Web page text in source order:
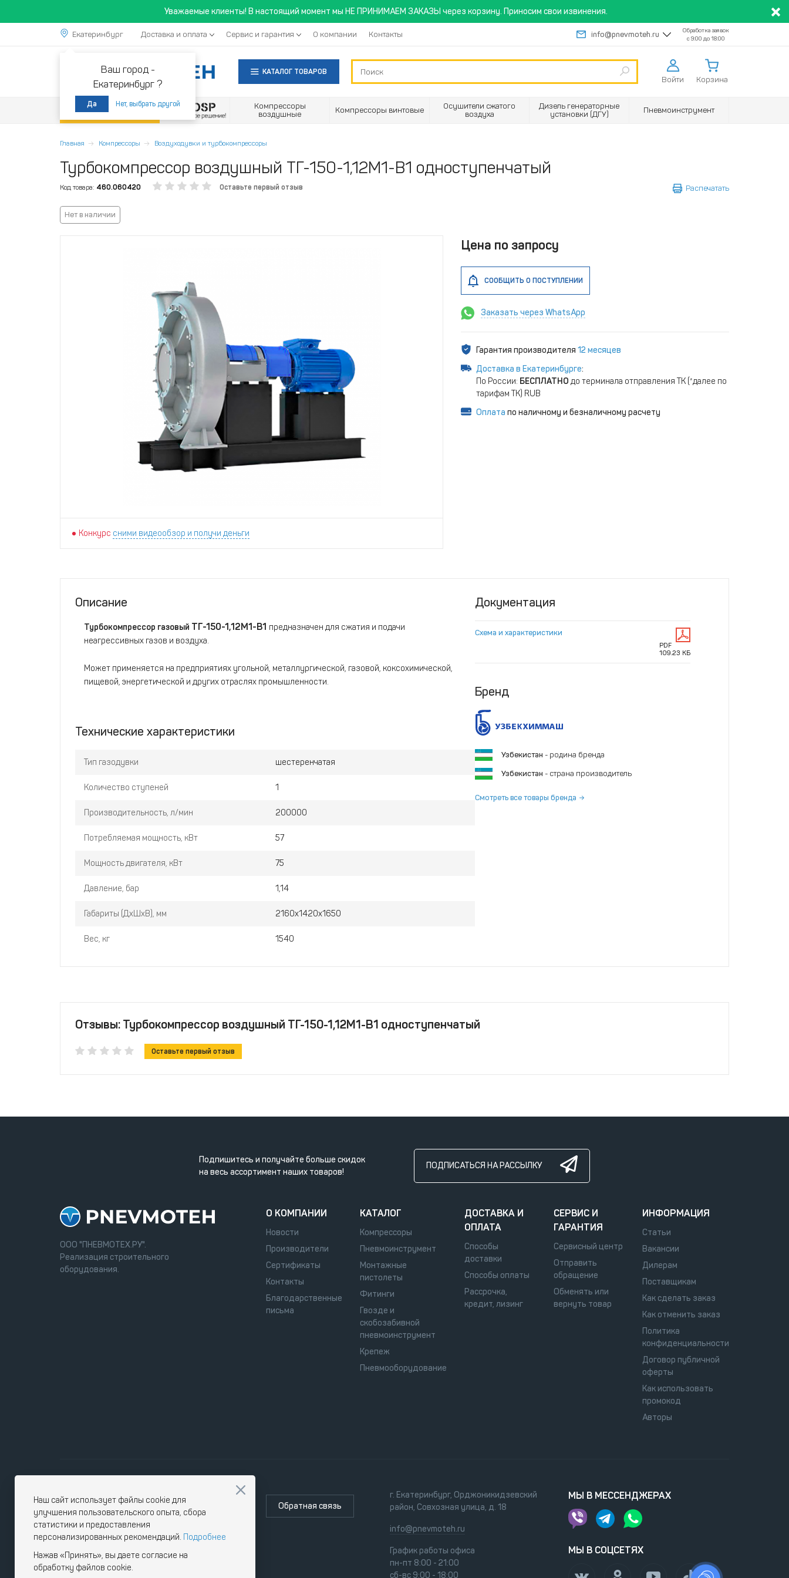
Уважаемые клиенты! В настоящий момент мы НЕ ПРИНИМАЕМ ЗАКАЗЫ через корзину. Приносим свои извинения.
Екатеринбург
Ваш город -
Екатеринбург ?
Да Нет, выбрать другой
Доставка и оплата Сервис и гарантия О компании Контакты info@pnevmoteh.ru
Обработка заявок
с 9:00 до 18:00
КАТАЛОГ ТОВАРОВ
Войти Корзина
Акции
Компрессоры
воздушные
Компрессоры винтовые
Осушители сжатого
воздуха
Дизель генераторные
установки (ДГУ)
Пневмоинструмент
Главная Компрессоры Воздуходувки и турбокомпрессоры
Турбокомпрессор воздушный ТГ-150-1,12М1-В1 одноступенчатый
Код товара: 460.060420 Оставьте первый отзыв Распечатать
Нет в наличии
Конкурс сними видеообзор и получи деньги
Цена по запросу
СООБЩИТЬ О ПОСТУПЛЕНИИ
Заказать через WhatsApp
Гарантия производителя 12 месяцев
Доставка в Екатеринбурге:
По России: БЕСПЛАТНО до терминала отправления ТК (*далее по
тарифам ТК) RUB
Оплата по наличному и безналичному расчету
Описание
Турбокомпрессор газовый ТГ-150-1,12М1-В1 предназначен для сжатия и подачи
неагрессивных газов и воздуха.
Может применяется на предприятиях угольной, металлургической, газовой, коксохимической,
пищевой, энергетической и других отраслях промышленности.
Технические характеристики
Тип газодувки шестеренчатая
Количество ступеней 1
Производительность, л/мин 200000
Потребляемая мощность, кВт 57
Мощность двигателя, кВт 75
Давление, бар 1,14
Габариты (ДхШхВ), мм 2160х1420х1650
Вес, кг 1540
Документация
Схема и характеристики
PDF
109.23 КБ
Бренд
Узбекистан - родина бренда
Узбекистан - страна производитель
Смотреть все товары бренда
Отзывы: Турбокомпрессор воздушный ТГ-150-1,12М1-В1 одноступенчатый
Оставьте первый отзыв
Подпишитесь и получайте больше скидок
на весь ассортимент наших товаров!
ПОДПИСАТЬСЯ НА РАССЫЛКУ
ООО "ПНЕВМОТЕХ.РУ".
Реализация строительного
оборудования.
О КОМПАНИИ
Новости
Производители
Сертификаты
Контакты
Благодарственные
письма
КАТАЛОГ
Компрессоры
Пневмоинструмент
Монтажные
пистолеты
Фитинги
Гвозде и
скобозабивной
пневмоинструмент
Крепеж
Пневмооборудование
ДОСТАВКА И
ОПЛАТА
Способы
доставки
Способы оплаты
Рассрочка,
кредит, лизинг
СЕРВИС И
ГАРАНТИЯ
Сервисный центр
Отправить
обращение
Обменять или
вернуть товар
ИНФОРМАЦИЯ
Статьи
Вакансии
Дилерам
Поставщикам
Как сделать заказ
Как отменить заказ
Политика
конфиденциальности
Договор публичной
оферты
Как использовать
промокод
Авторы
Обратная связь
г. Екатеринбург, Орджоникидзевский
район, Совхозная улица, д. 18
info@pnevmoteh.ru
График работы офиса
пн-пт 8:00 - 21:00
сб-вс 9:00 - 18:00
МЫ В МЕССЕНДЖЕРАХ
МЫ В СОЦСЕТЯХ
Наш сайт использует файлы cookie для
улучшения пользовательского опыта, сбора
статистики и предоставления
персонализированных рекомендаций. Подробнее
Нажав «Принять», вы даете согласие на
обработку файлов cookie.